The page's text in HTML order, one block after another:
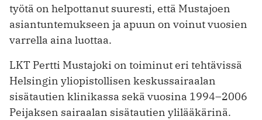
työtä on helpottanut suuresti, että Mustajoen
asiantuntemukseen ja apuun on voinut vuosien
varrella aina luottaa.
LKT Pertti Mustajoki on toiminut eri tehtävissä
Helsingin yliopistollisen keskussairaalan
sisätautien klinikassa sekä vuosina 1994–2006
Peijaksen sairaalan sisätautien ylilääkärinä.